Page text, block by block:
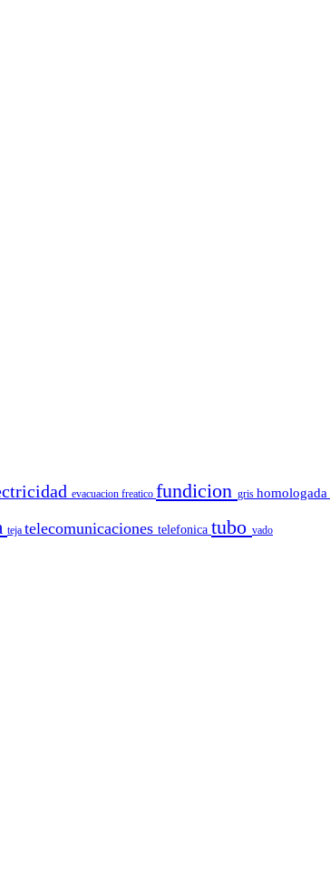
evacuacion freatico fundicion gris homologada
teja telecomunicaciones telefonica tubo vado